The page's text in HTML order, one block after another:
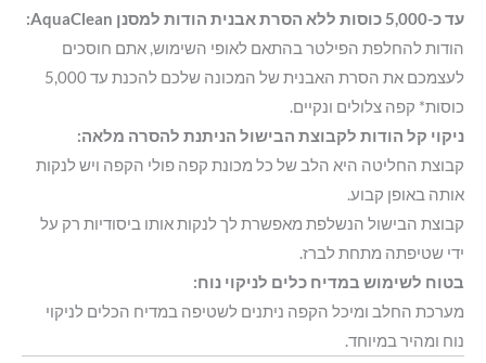
עד כ-5,000 כוסות ללא הסרת אבנית הודות למסנן AquaClean:
הודות להחלפת הפילטר בהתאם לאופי השימוש, אתם חוסכים
לעצמכם את הסרת האבנית של המכונה שלכם להכנת עד 5,000
כוסות* קפה צלולים ונקיים.
ניקוי קל הודות לקבוצת הבישול הניתנת להסרה מלאה:
קבוצת החליטה היא הלב של כל מכונת קפה פולי הקפה ויש לנקות
אותה באופן קבוע.
קבוצת הבישול הנשלפת מאפשרת לך לנקות אותו ביסודיות רק על
ידי שטיפתה מתחת לברז.
בטוח לשימוש במדיח כלים לניקוי נוח:
מערכת החלב ומיכל הקפה ניתנים לשטיפה במדיח הכלים לניקוי
נוח ומהיר במיוחד.